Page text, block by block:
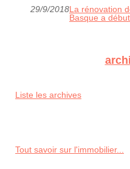
29/9/2018La rénovation
Basque a
Liste les archives
Tout savoir sur l'immobilier...